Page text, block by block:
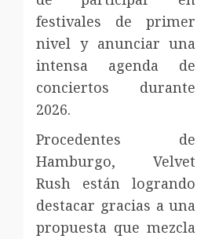
festivales de primer
nivel y anunciar una
intensa agenda de
conciertos durante
2026.
Procedentes de
Hamburgo, Velvet
Rush están logrando
destacar gracias a una
propuesta que mezcla